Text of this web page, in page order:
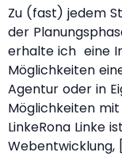
Zu (fast) jedem
der
erhalte ich eine
Möglichkeiten
Agentur oder in
Möglichkeiten
LinkeRona Linke
Webentwicklung,